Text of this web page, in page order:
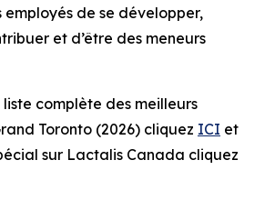
de se développer,
et d’être des meneurs
complète des meilleurs
Toronto (2026) cliquez ICI et
sur Lactalis Canada cliquez